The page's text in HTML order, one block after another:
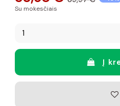
Su mokesčiais
Į